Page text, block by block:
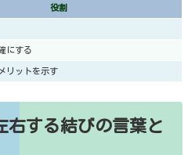
役割
にする
リットを示す
右する結びの言葉と